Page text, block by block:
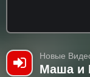
Новые
Маша и